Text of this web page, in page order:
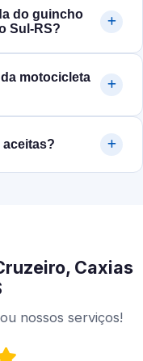
do guincho
Sul‑RS?
motocicleta
aceitas?
Caxias
nossos serviços!